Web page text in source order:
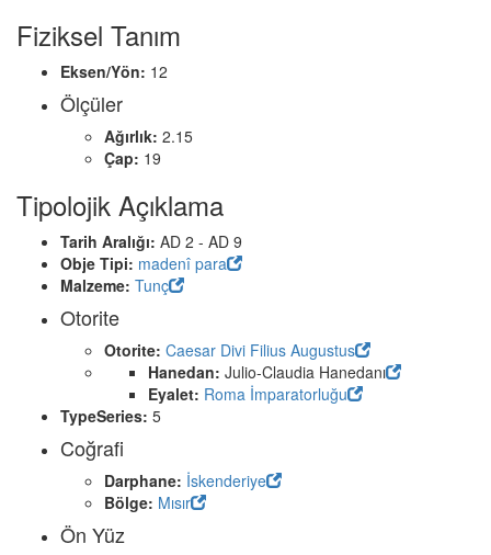
Fiziksel Tanım
Eksen/Yön: 12
Ölçüler
Ağırlık: 2.15
Çap: 19
Tipolojik Açıklama
Tarih Aralığı: AD 2 - AD 9
Obje Tipi: madenî para
Malzeme: Tunç
Otorite
Otorite: Caesar Divi Filius Augustus
Hanedan: Julio-Claudia Hanedanı
Eyalet: Roma İmparatorluğu
TypeSeries: 5
Coğrafi
Darphane: İskenderiye
Bölge: Mısır
Ön Yüz